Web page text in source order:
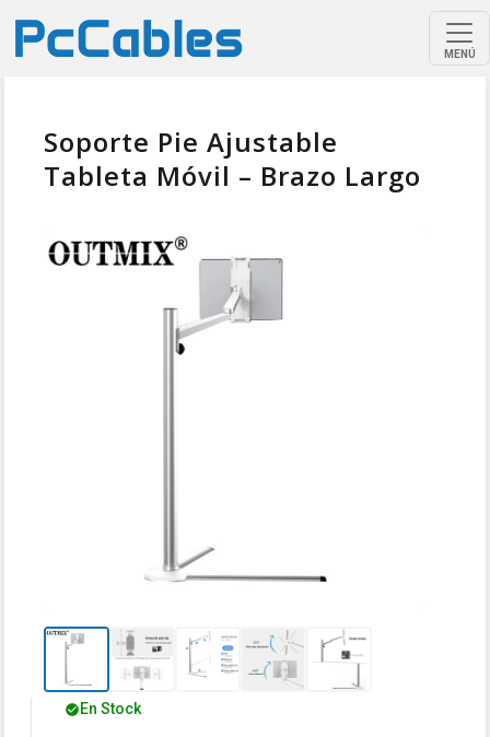
MENÚ
Soporte Pie Ajustable
Tableta Móvil – Brazo Largo
En Stock